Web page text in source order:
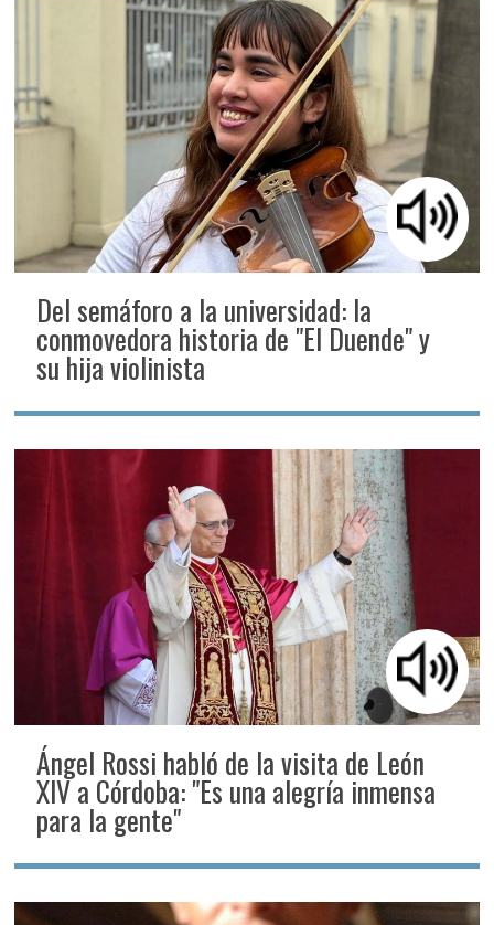
Del semáforo a la universidad: la
conmovedora historia de "El Duende" y
su hija violinista
Ángel Rossi habló de la visita de León
XIV a Córdoba: "Es una alegría inmensa
para la gente"